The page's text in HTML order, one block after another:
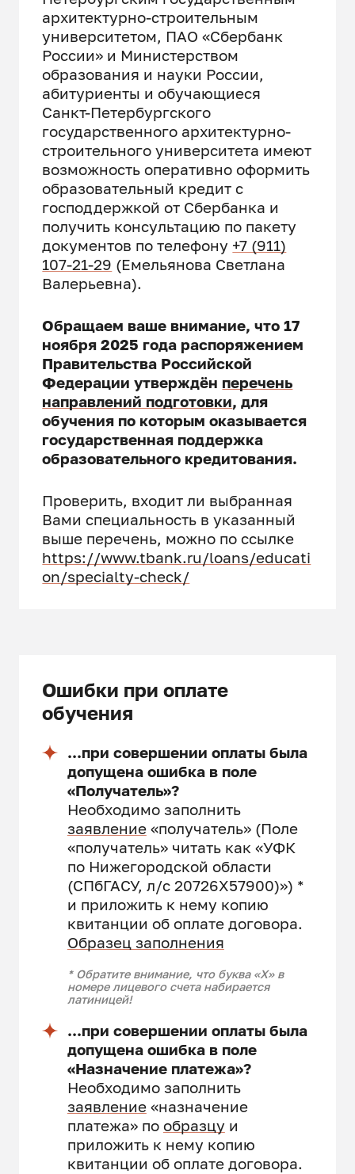
архитектурно-строительным
университетом, ПАО «Сбербанк
России» и Министерством
образования и науки России,
абитуриенты и обучающиеся
Санкт-Петербургского
государственного архитектурно-
строительного университета имеют
возможность оперативно оформить
образовательный кредит с
господдержкой от Сбербанка и
получить консультацию по пакету
документов по телефону +7 (911)
107-21-29 (Емельянова Светлана
Валерьевна).
Обращаем ваше внимание, что 17
ноября 2025 года распоряжением
Правительства Российской
Федерации утверждён перечень
направлений подготовки, для
обучения по которым оказывается
государственная поддержка
образовательного кредитования.
Проверить, входит ли выбранная
Вами специальность в указанный
выше перечень, можно по ссылке
https://www.tbank.ru/loans/educati
on/specialty-check/
Ошибки при оплате
обучения
...при совершении оплаты была
допущена ошибка в поле
«Получатель»?
Необходимо заполнить
заявление«получатель» (Поле
«получатель» читать как «УФК
по Нижегородской области
(СПбГАСУ, л/с 20726X57900)») *
и приложить к нему копию
квитанции об оплате договора.
Образец заполнения
* Обратите внимание, что буква «X» в
номере лицевого счета набирается
латиницей!
...при совершении оплаты была
допущена ошибка в поле
«Назначение платежа»?
Необходимо заполнить
заявление«назначение
платежа» по образцу и
приложить к нему копию
квитанции об оплате договора.